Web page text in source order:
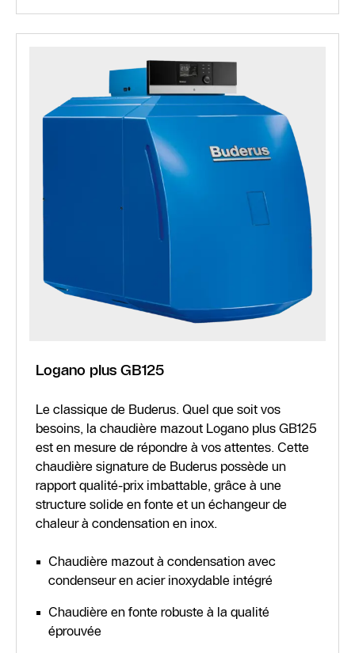
Logano plus GB125
Le classique de Buderus. Quel que soit vos
besoins, la chaudière mazout Logano plus GB125
est en mesure de répondre à vos attentes. Cette
chaudière signature de Buderus possède un
rapport qualité-prix imbattable, grâce à une
structure solide en fonte et un échangeur de
chaleur à condensation en inox.
Chaudière mazout à condensation avec
condenseur en acier inoxydable intégré
Chaudière en fonte robuste à la qualité
éprouvée